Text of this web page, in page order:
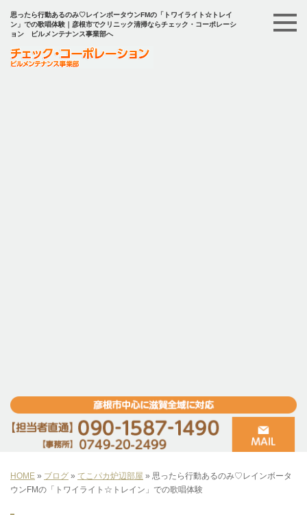
思ったら行動あるのみ♡レインボータウンFMの「トワイライト☆トレイ
ン」での歌唱体験｜彦根市でクリニック清掃ならチェック・コーポレーシ
ョン ビルメンテナンス事業部へ
HOME » ブログ » てこパカ炉辺部屋 » 思ったら行動あるのみ♡レインボータ
ウンFMの「トワイライト☆トレイン」での歌唱体験